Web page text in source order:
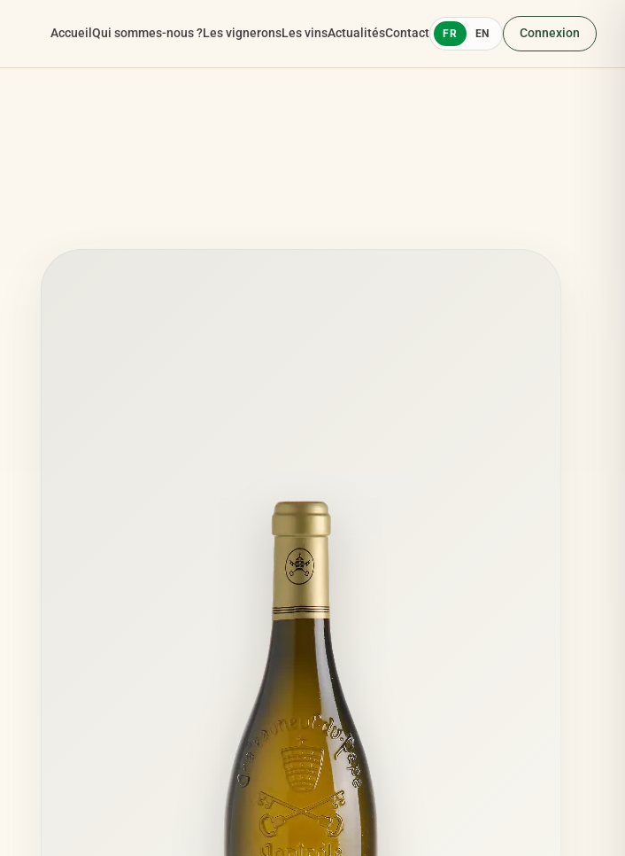
AccueilQui sommes-nous ?Les vigneronsLes vinsActualitésContact FR EN Connexion